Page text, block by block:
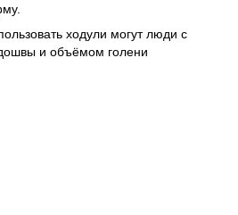
ходули могут люди с
и объёмом голени